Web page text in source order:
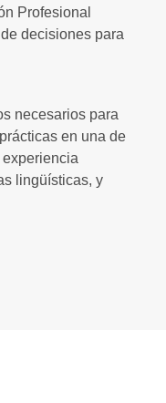
Profesional
decisiones para
necesarios para
en una de
lingüísticas, y